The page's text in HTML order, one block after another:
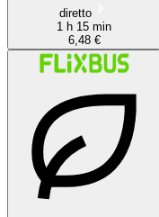
diretto
1 h 15 min
6,48 €